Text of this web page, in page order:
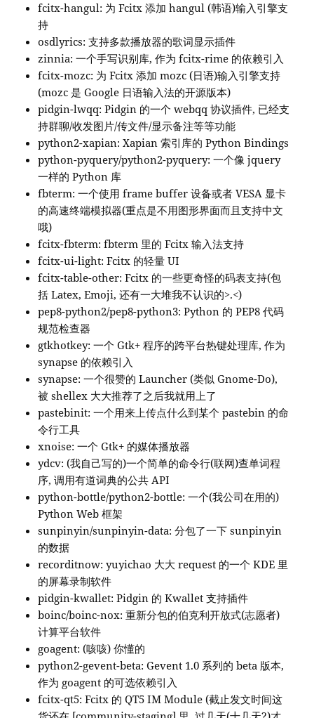
fcitx-hangul: 为 Fcitx 添加 hangul (韩语)输入引擎支
持
osdlyrics: 支持多款播放器的歌词显示插件
zinnia: 一个手写识别库, 作为 fcitx-rime 的依赖引入
fcitx-mozc: 为 Fcitx 添加 mozc (日语)输入引擎支持
(mozc 是 Google 日语输入法的开源版本)
pidgin-lwqq: Pidgin 的一个 webqq 协议插件, 已经支
持群聊/收发图片/传文件/显示备注等等功能
python2-xapian: Xapian 索引库的 Python Bindings
python-pyquery/python2-pyquery: 一个像 jquery
一样的 Python 库
fbterm: 一个使用 frame buffer 设备或者 VESA 显卡
的高速终端模拟器(重点是不用图形界面而且支持中文
哦)
fcitx-fbterm: fbterm 里的 Fcitx 输入法支持
fcitx-ui-light: Fcitx 的轻量 UI
fcitx-table-other: Fcitx 的一些更奇怪的码表支持(包
括 Latex, Emoji, 还有一大堆我不认识的>.<)
pep8-python2/pep8-python3: Python 的 PEP8 代码
规范检查器
gtkhotkey: 一个 Gtk+ 程序的跨平台热键处理库, 作为
synapse 的依赖引入
synapse: 一个很赞的 Launcher (类似 Gnome-Do),
被 shellex 大大推荐了之后我就用上了
pastebinit: 一个用来上传点什么到某个 pastebin 的命
令行工具
xnoise: 一个 Gtk+ 的媒体播放器
ydcv: (我自己写的)一个简单的命令行(联网)查单词程
序, 调用有道词典的公共 API
python-bottle/python2-bottle: 一个(我公司在用的)
Python Web 框架
sunpinyin/sunpinyin-data: 分包了一下 sunpinyin
的数据
recorditnow: yuyichao 大大 request 的一个 KDE 里
的屏幕录制软件
pidgin-kwallet: Pidgin 的 Kwallet 支持插件
boinc/boinc-nox: 重新分包的伯克利开放式(志愿者)
计算平台软件
goagent: (咳咳) 你懂的
python2-gevent-beta: Gevent 1.0 系列的 beta 版本,
作为 goagent 的可选依赖引入
fcitx-qt5: Fcitx 的 QT5 IM Module (截止发文时间这